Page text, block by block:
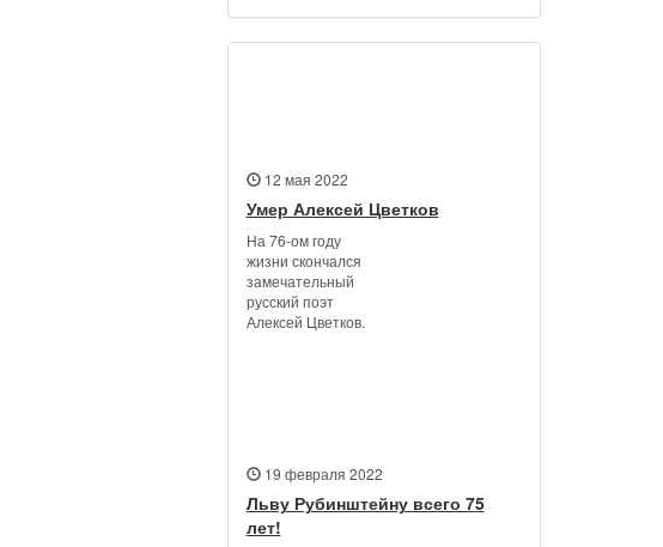
12 мая 2022
Умер Алексей Цветков
На 76-ом году
жизни скончался
замечательный
русский поэт
Алексей Цветков.
19 февраля 2022
Льву Рубинштейну всего 75
лет!